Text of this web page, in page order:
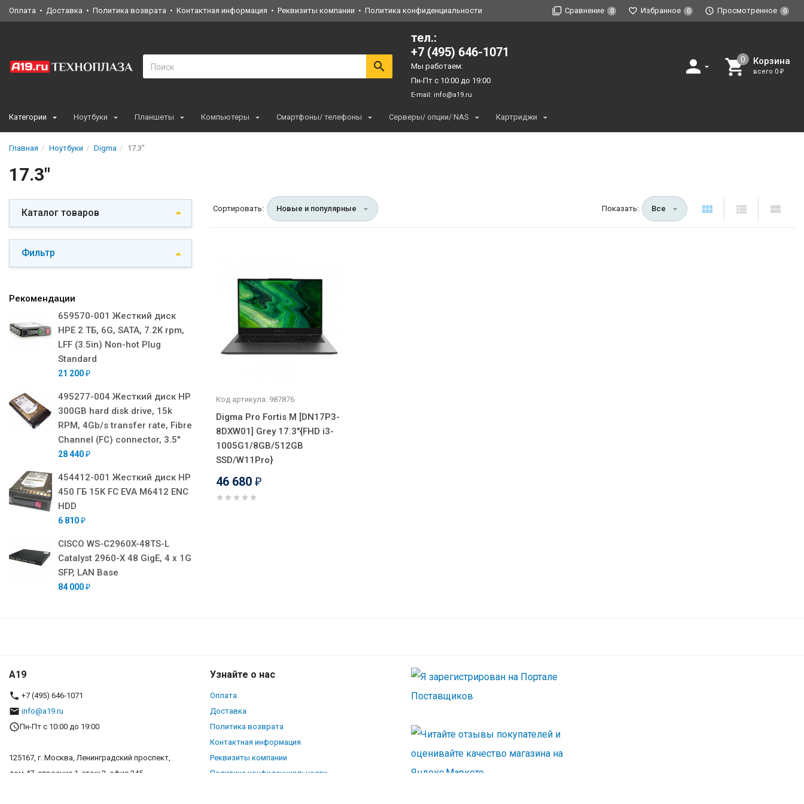
Оплата Доставка Политика возврата Контактная информация Реквизиты компании Политика конфиденциальности Сравнение 0 Избранное 0 Просмотренное 0
тел.:
+7 (495) 646-1071
Мы работаем:
Пн-Пт с 10:00 до 19:00
E-mail: info@a19.ru
Корзина
всего 0 ₽
Категории Ноутбуки Планшеты Компьютеры Смартфоны/ телефоны Серверы/ опции/ NAS Картриджи
Главная Ноутбуки Digma 17.3"
17.3"
Каталог товаров
Фильтр
Рекомендации
659570-001 Жесткий диск
HPE 2 ТБ, 6G, SATA, 7.2K rpm,
LFF (3.5in) Non-hot Plug
Standard
21 200 ₽
495277-004 Жесткий диск HP
300GB hard disk drive, 15k
RPM, 4Gb/s transfer rate, Fibre
Channel (FC) connector, 3.5"
28 440 ₽
454412-001 Жесткий диск HP
450 ГБ 15K FC EVA M6412 ENC
HDD
6 810 ₽
CISCO WS-C2960X-48TS-L
Catalyst 2960-X 48 GigE, 4 x 1G
SFP, LAN Base
84 000 ₽
Сортировать: Новые и популярные Показать: Все
Код артикула: 987876
Digma Pro Fortis M [DN17P3-
8DXW01] Grey 17.3"{FHD i3-
1005G1/8GB/512GB
SSD/W11Pro}
46 680 ₽
A19
+7 (495) 646-1071
info@a19.ru
Пн-Пт с 10:00 до 19:00
125167, г. Москва, Ленинградский проспект,
дом 47, строение 1, этаж 2, офис 245
Узнайте о нас
Оплата
Доставка
Политика возврата
Контактная информация
Реквизиты компании
Политика конфиденциальности